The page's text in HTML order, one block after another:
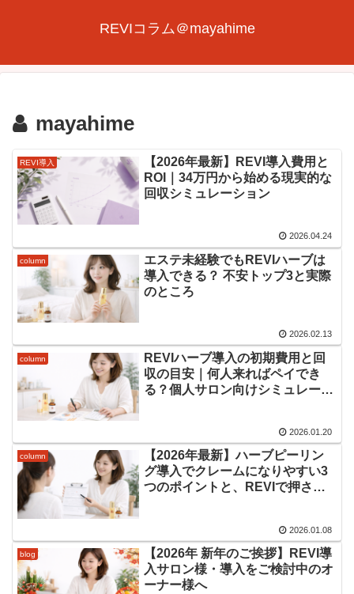
REVIコラム＠mayahime
mayahime
REVI導入
【2026年最新】REVI導入費用と
ROI｜34万円から始める現実的な
回収シミュレーション
2026.04.24
column
エステ未経験でもREVIハーブは
導入できる？ 不安トップ3と実際
のところ
2026.02.13
column
REVIハーブ導入の初期費用と回
収の目安｜何人来ればペイでき
る？個人サロン向けシミュレーシ
2026.01.20
column
【2026年最新】ハーブピーリン
グ導入でクレームになりやすい3
つのポイントと、REVIで押さえ
2026.01.08
blog
【2026年 新年のご挨拶】REVI導
入サロン様・導入をご検討中のオ
ーナー様へ